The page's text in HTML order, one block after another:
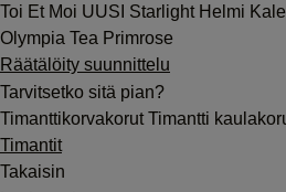
Toi Et Moi UUSI Starlight Helmi
Olympia Tea Primrose
Räätälöity suunnittelu
Tarvitsetko sitä pian?
TimanttikorvakorutTimantti
Timantit
Takaisin